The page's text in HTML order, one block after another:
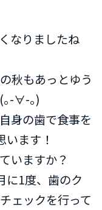
なりましたね
秋もあっとゆう
(｡-∀-｡)
身の歯で食事を
ます！
いますか？
に1度、歯のク
ェックを行って